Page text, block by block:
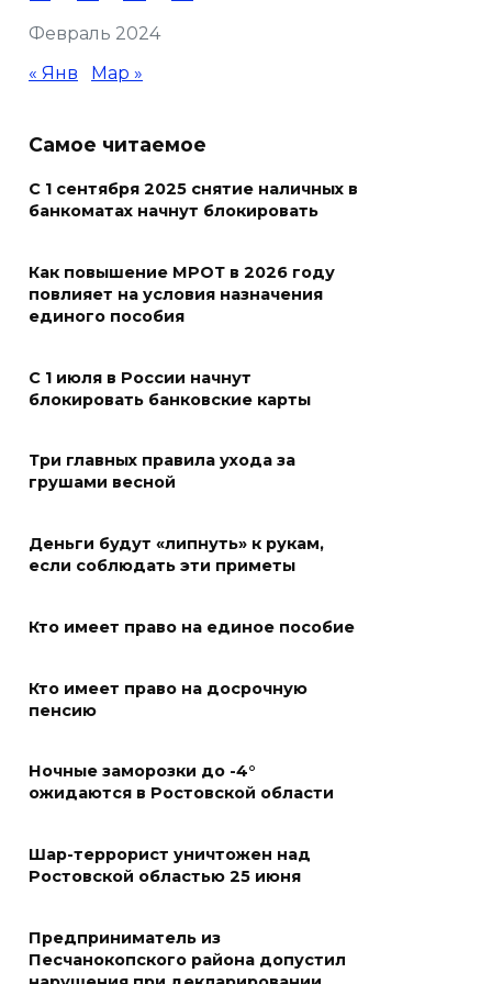
награды
06 августа 2026 18:35
Осторожно! Падение
06 августа 2026 18:30
Выставка «По городам и
весям»
06 августа 2026 18:29
Развитие спорта на Дону
Андрей Фатеев: Театр Чехова
сезон в обновленном здании
в сентябре 2027 года
выборам
Материальная помощь
БПЛА на Кубани
06 августа 2026 17:11
Ростовская область окажет
матпомощь семьям, у которых
Февраль 2024
« Янв Мар »
Самое читаемое
С 1 сентября 2025 снятие наличных в
банкоматах начнут блокировать
Как повышение МРОТ в 2026 году
повлияет на условия назначения
единого пособия
С 1 июля в России начнут
блокировать банковские карты
Три главных правила ухода за
грушами весной
Деньги будут «липнуть» к рукам,
если соблюдать эти приметы
Кто имеет право на единое пособие
Кто имеет право на досрочную
пенсию
Ночные заморозки до -4°
ожидаются в Ростовской области
Шар-террорист уничтожен над
Ростовской областью 25 июня
Предприниматель из
Песчанокопского района допустил